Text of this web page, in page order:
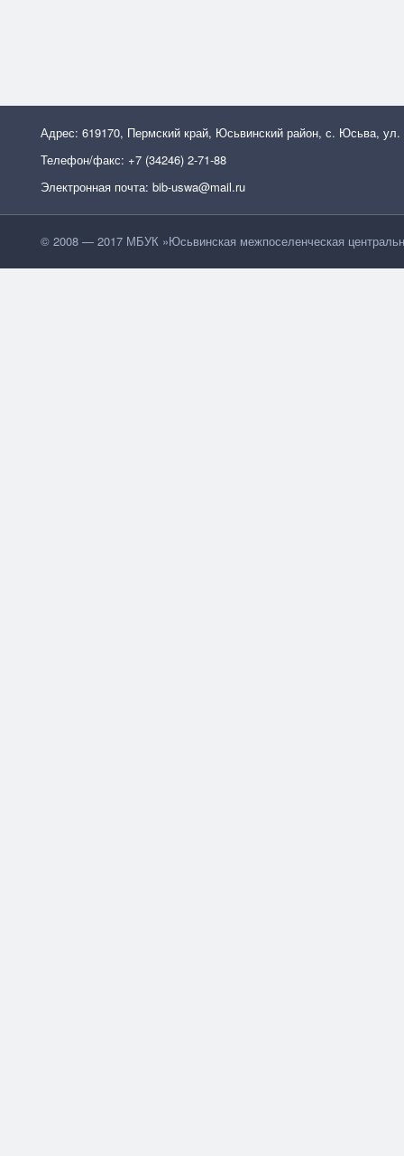
Адрес: 619170, Пермский край, Юсьвинский район, с. Юсьва, ул.
Телефон/факс: +7 (34246) 2-71-88
Электронная почта: bib-uswa@mail.ru
© 2008 — 2017 МБУК »Юсьвинская межпоселенческая